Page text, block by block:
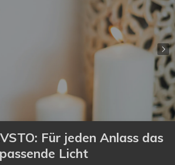
Für jeden Anlass das
passende Licht